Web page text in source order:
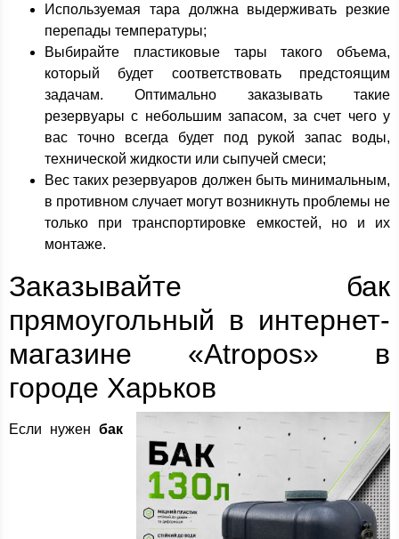
Используемая тара должна выдерживать резкие
перепады температуры;
Выбирайте пластиковые тары такого объема,
который будет соответствовать предстоящим
задачам. Оптимально заказывать такие
резервуары с небольшим запасом, за счет чего у
вас точно всегда будет под рукой запас воды,
технической жидкости или сыпучей смеси;
Вес таких резервуаров должен быть минимальным,
в противном случает могут возникнуть проблемы не
только при транспортировке емкостей, но и их
монтаже.
Заказывайте бак
прямоугольный в интернет-
магазине «Atropos» в
городе Харьков
Если нужен бак